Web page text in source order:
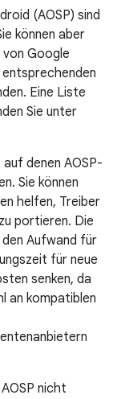
(AOSP) sind
können aber
Google
entsprechenden
Eine Liste
Sie unter
denen AOSP-
Sie können
helfen, Treiber
portieren. Die
Aufwand für
für neue
senken, da
an kompatiblen
nicht